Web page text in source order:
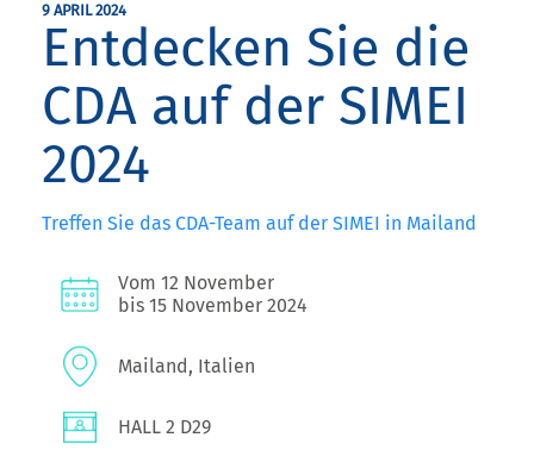
9 APRIL 2024
Entdecken Sie die
CDA auf der SIMEI
2024
Treffen Sie das CDA-Team auf der SIMEI in Mailand
Vom 12 November
bis 15 November 2024
Mailand, Italien
HALL 2 D29